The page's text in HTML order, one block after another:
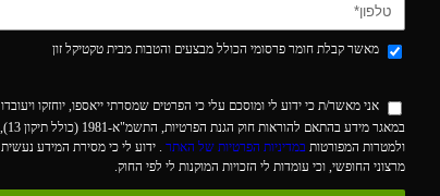
מאשר קבלת חומר פרסומי הכולל מבצעים והטבות מבית טקטיקל זון
אני מאשר/ת כי ידוע לי ומוסכם עלי כי הפרטים שמסרתי ייאספו, יוחזקו ויעובדו
במאגר מידע בהתאם להוראות חוק הגנת הפרטיות, התשמ"א-1981 (כולל תיקון 13),
ולמטרות המפורטות במדיניות הפרטיות של האתר
. ידוע לי כי מסירת המידע נעשית
מרצוני החופשי, וכי עומדות לי הזכויות המוקנות לי לפי החוק.